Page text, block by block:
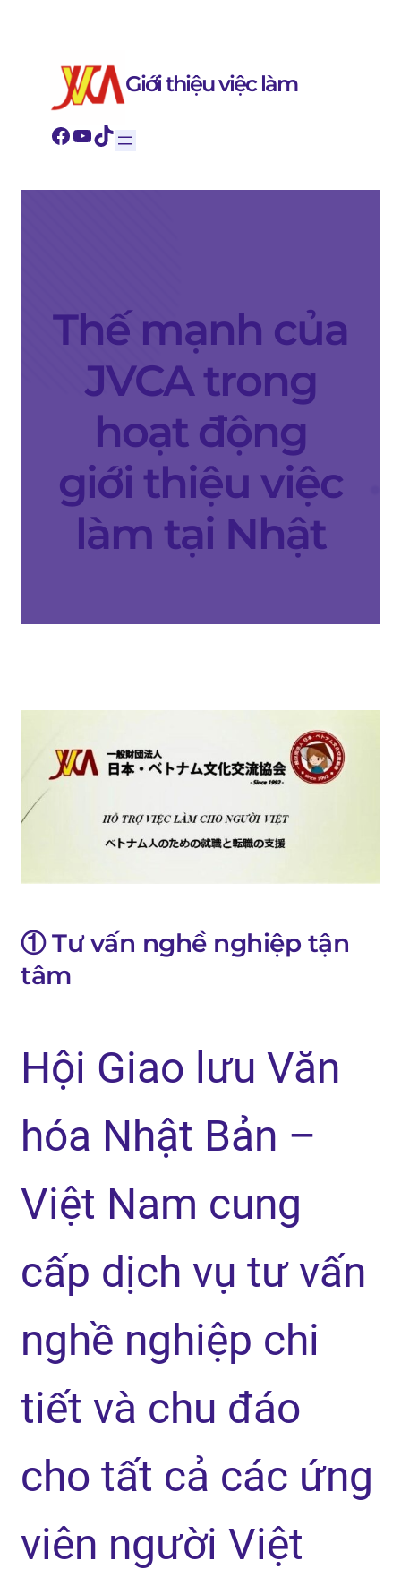
を
Giới thiệu việc làm
Facebook
YouTube
TikTok
Thế mạnh của
JVCA trong
hoạt động
giới thiệu việc
làm tại Nhật
① Tư vấn nghề nghiệp tận
tâm
Hội Giao lưu Văn
hóa Nhật Bản –
Việt Nam cung
cấp dịch vụ tư vấn
nghề nghiệp chi
tiết và chu đáo
cho tất cả các ứng
viên người Việt